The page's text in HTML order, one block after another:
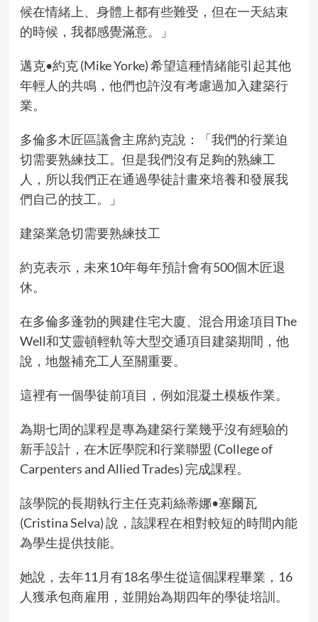
候在情緒上、身體上都有些難受，但在一天結束
的時候，我都感覺滿意。」
邁克•約克 (Mike Yorke) 希望這種情緒能引起其他
年輕人的共鳴，他們也許沒有考慮過加入建築行
業。
多倫多木匠區議會主席約克說：「我們的行業迫
切需要熟練技工。但是我們沒有足夠的熟練工
人，所以我們正在通過學徒計畫來培養和發展我
們自己的技工。」
建築業急切需要熟練技工
約克表示，未來10年每年預計會有500個木匠退
休。
在多倫多蓬勃的興建住宅大廈、混合用途項目The
Well和艾靈頓輕軌等大型交通項目建築期間，他
說，地盤補充工人至關重要。
這裡有一個學徒前項目，例如混凝土模板作業。
為期七周的課程是專為建築行業幾乎沒有經驗的
新手設計，在木匠學院和行業聯盟 (College of
Carpenters and Allied Trades) 完成課程。
該學院的長期執行主任克莉絲蒂娜•塞爾瓦
(Cristina Selva) 說，該課程在相對較短的時間內能
為學生提供技能。
她說，去年11月有18名學生從這個課程畢業，16
人獲承包商雇用，並開始為期四年的學徒培訓。